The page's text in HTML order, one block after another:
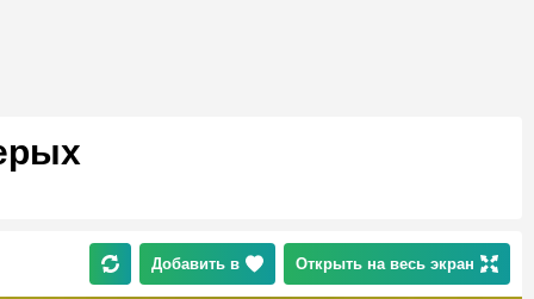
Добавить в Открыть на весь экран